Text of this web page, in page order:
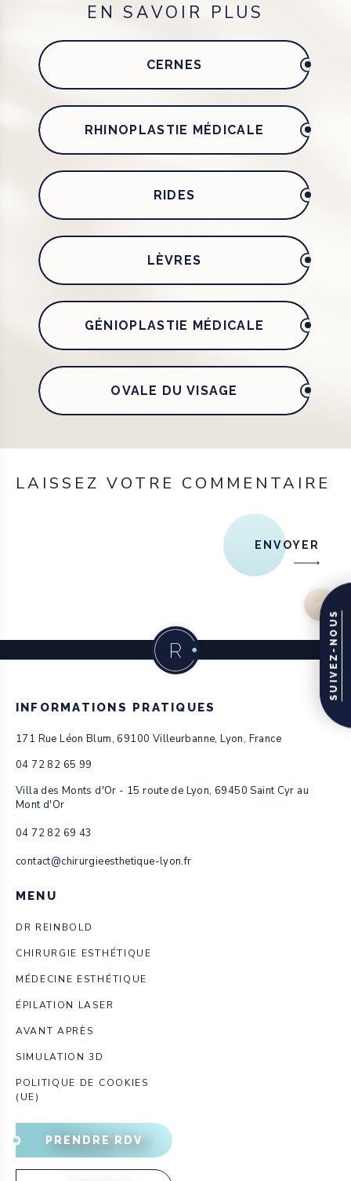
SUIVEZ-NOUS
EN SAVOIR PLUS
CERNES
RHINOPLASTIE MÉDICALE
RIDES
LÈVRES
GÉNIOPLASTIE MÉDICALE
OVALE DU VISAGE
LAISSEZ VOTRE COMMENTAIRE
ENVOYER
INFORMATIONS PRATIQUES
171 Rue Léon Blum, 69100 Villeurbanne, Lyon, France
04 72 82 65 99
Villa des Monts d'Or - 15 route de Lyon, 69450 Saint Cyr au
Mont d'Or
04 72 82 69 43
contact@chirurgieesthetique-lyon.fr
MENU
DR REINBOLD
CHIRURGIE ESTHÉTIQUE
MÉDECINE ESTHÉTIQUE
ÉPILATION LASER
AVANT APRÈS
SIMULATION 3D
POLITIQUE DE COOKIES
(UE)
PRENDRE RDV